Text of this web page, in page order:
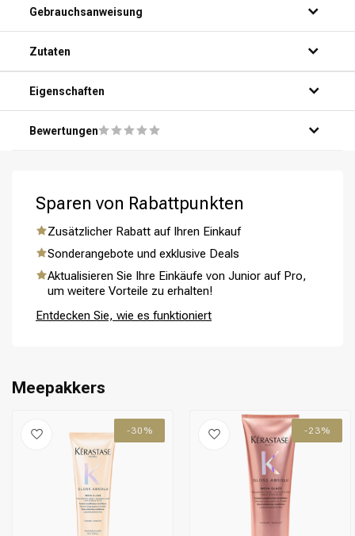
Gebrauchsanweisung
Zutaten
Eigenschaften
Bewertungen
Sparen von Rabattpunkten
Zusätzlicher Rabatt auf Ihren Einkauf
Sonderangebote und exklusive Deals
Aktualisieren Sie Ihre Einkäufe von Junior auf Pro,
um weitere Vorteile zu erhalten!
Entdecken Sie, wie es funktioniert
Meepakkers
-30% -23%